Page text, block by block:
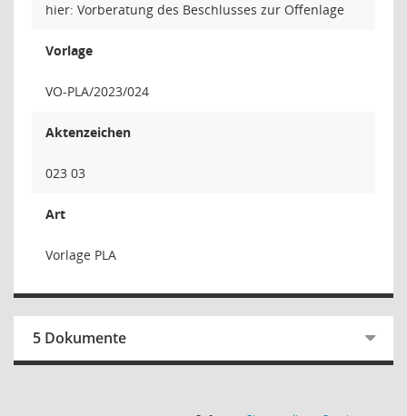
hier: Vorberatung des Beschlusses zur Offenlage
Vorlage
VO-PLA/2023/024
Aktenzeichen
023 03
Art
Vorlage PLA
5 Dokumente